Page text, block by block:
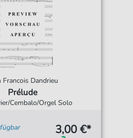
Francois Dandrieu
Prélude
Cembalo/Orgel Solo
3,00 €*